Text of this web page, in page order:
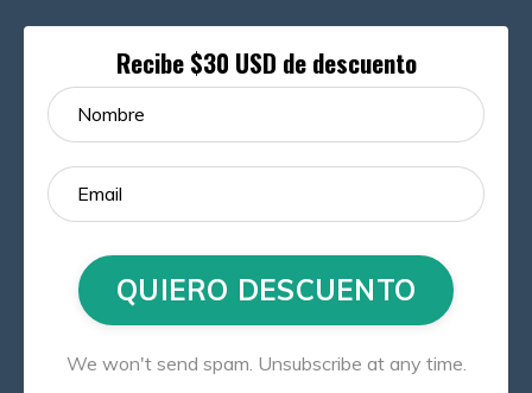
Recibe $30 USD de descuento
QUIERO DESCUENTO
We won't send spam. Unsubscribe at any time.